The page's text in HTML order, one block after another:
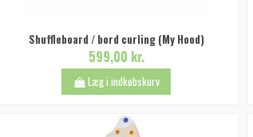
Shuffleboard / bord curling (My Hood)
599,00 kr.
Læg i indkøbskurv